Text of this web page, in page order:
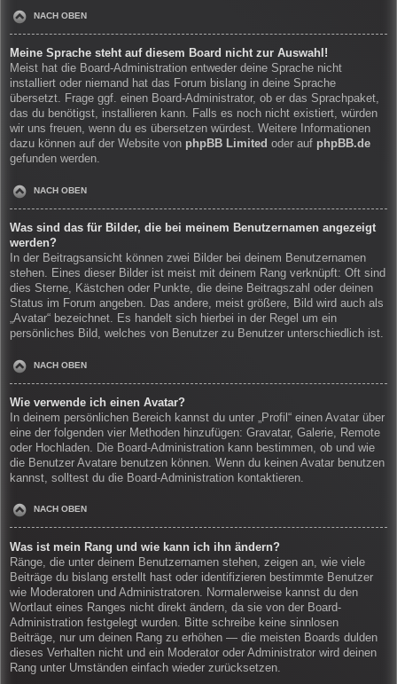
NACH OBEN
Meine Sprache steht auf diesem Board nicht zur Auswahl!
Meist hat die Board-Administration entweder deine Sprache nicht
installiert oder niemand hat das Forum bislang in deine Sprache
übersetzt. Frage ggf. einen Board-Administrator, ob er das Sprachpaket,
das du benötigst, installieren kann. Falls es noch nicht existiert, würden
wir uns freuen, wenn du es übersetzen würdest. Weitere Informationen
dazu können auf der Website von phpBB Limited oder auf phpBB.de
gefunden werden.
NACH OBEN
Was sind das für Bilder, die bei meinem Benutzernamen angezeigt
werden?
In der Beitragsansicht können zwei Bilder bei deinem Benutzernamen
stehen. Eines dieser Bilder ist meist mit deinem Rang verknüpft: Oft sind
dies Sterne, Kästchen oder Punkte, die deine Beitragszahl oder deinen
Status im Forum angeben. Das andere, meist größere, Bild wird auch als
„Avatar“ bezeichnet. Es handelt sich hierbei in der Regel um ein
persönliches Bild, welches von Benutzer zu Benutzer unterschiedlich ist.
NACH OBEN
Wie verwende ich einen Avatar?
In deinem persönlichen Bereich kannst du unter „Profil“ einen Avatar über
eine der folgenden vier Methoden hinzufügen: Gravatar, Galerie, Remote
oder Hochladen. Die Board-Administration kann bestimmen, ob und wie
die Benutzer Avatare benutzen können. Wenn du keinen Avatar benutzen
kannst, solltest du die Board-Administration kontaktieren.
NACH OBEN
Was ist mein Rang und wie kann ich ihn ändern?
Ränge, die unter deinem Benutzernamen stehen, zeigen an, wie viele
Beiträge du bislang erstellt hast oder identifizieren bestimmte Benutzer
wie Moderatoren und Administratoren. Normalerweise kannst du den
Wortlaut eines Ranges nicht direkt ändern, da sie von der Board-
Administration festgelegt wurden. Bitte schreibe keine sinnlosen
Beiträge, nur um deinen Rang zu erhöhen — die meisten Boards dulden
dieses Verhalten nicht und ein Moderator oder Administrator wird deinen
Rang unter Umständen einfach wieder zurücksetzen.